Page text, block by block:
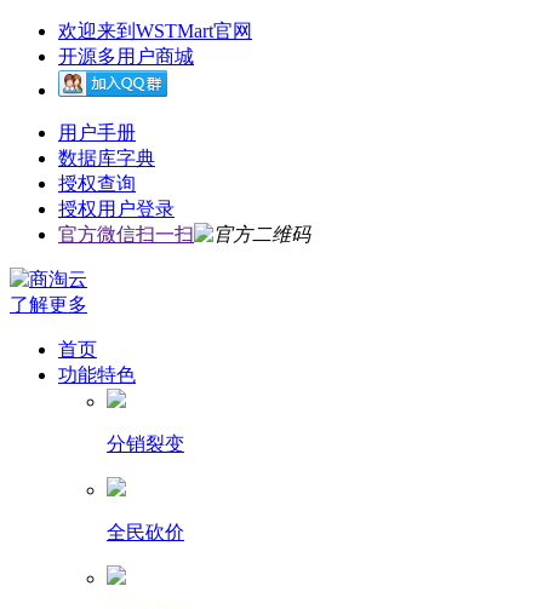
欢迎来到WSTMart官网
开源多用户商城
用户手册
数据库字典
授权查询
授权用户登录
官方微信扫一扫
了解更多
首页
功能特色
分销裂变
全民砍价